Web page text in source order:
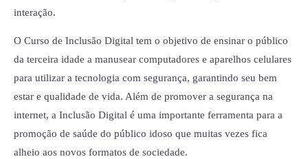
interação.
O Curso de Inclusão Digital tem o objetivo de ensinar o público
da terceira idade a manusear computadores e aparelhos celulares
para utilizar a tecnologia com segurança, garantindo seu bem
estar e qualidade de vida. Além de promover a segurança na
internet, a Inclusão Digital é uma importante ferramenta para a
promoção de saúde do público idoso que muitas vezes fica
alheio aos novos formatos de sociedade.